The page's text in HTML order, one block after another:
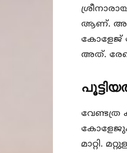
ആണ്.
കോളേജ്
അത്.
വേണ്ടത്ര
മാറ്റി.